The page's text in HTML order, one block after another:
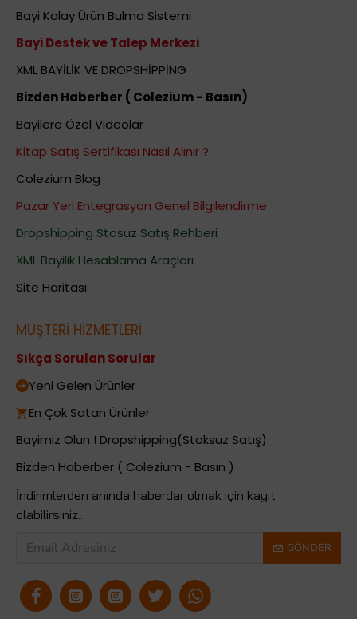
Bayi Kolay Ürün Bulma Sistemi
Bayi Destek ve Talep Merkezi
XML BAYİLİK VE DROPSHİPPİNG
Bizden Haberber ( Colezium - Basın)
Bayilere Özel Videolar
Kitap Satış Sertifikası Nasıl Alınır ?
Colezium Blog
Pazar Yeri Entegrasyon Genel Bilgilendirme
Dropshipping Stosuz Satış Rehberi
XML Bayilik Hesablama Araçları
Site Haritası
MÜŞTERİ HİZMETLERİ
Sıkça Sorulan Sorular
Yeni Gelen Ürünler
En Çok Satan Ürünler
Bayimiz Olun ! Dropshipping(Stoksuz Satış)
Bizden Haberber ( Colezium - Basın )
İndirimlerden anında haberdar olmak için kayıt
olabilirsiniz..
GÖNDER